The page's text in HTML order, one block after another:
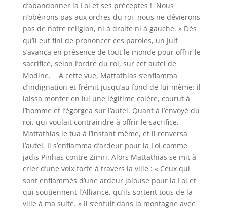
d’abandonner la Loi et ses préceptes ! Nous
n’obéirons pas aux ordres du roi, nous ne dévierons
pas de notre religion, ni à droite ni à gauche. » Dès
qu’il eut fini de prononcer ces paroles, un Juif
s’avança en présence de tout le monde pour offrir le
sacrifice, selon l’ordre du roi, sur cet autel de
Modine. À cette vue, Mattathias s’enflamma
d’indignation et frémit jusqu’au fond de lui-même; il
laissa monter en lui une légitime colère, courut à
l’homme et l’égorgea sur l’autel. Quant à l’envoyé du
roi, qui voulait contraindre à offrir le sacrifice,
Mattathias le tua à l’instant même, et il renversa
l’autel. Il s’enflamma d’ardeur pour la Loi comme
jadis Pinhas contre Zimri. Alors Mattathias se mit à
crier d’une voix forte à travers la ville : « Ceux qui
sont enflammés d’une ardeur jalouse pour la Loi et
qui soutiennent l’Alliance, qu’ils sortent tous de la
ville à ma suite. » Il s’enfuit dans la montagne avec